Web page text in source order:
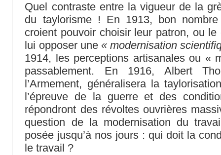
Quel contraste entre la vigueur de la
du taylorisme ! En 1913, bon
croient pouvoir choisir leur patron, ou
lui opposer une « modernisation
1914, les perceptions artisanales ou «
passablement. En 1916, Albert
l’Armement, généralisera la
l’épreuve de la guerre et des
répondront des révoltes ouvrières
question de la modernisation du
posée jusqu’à nos jours : qui doit la
le travail ?